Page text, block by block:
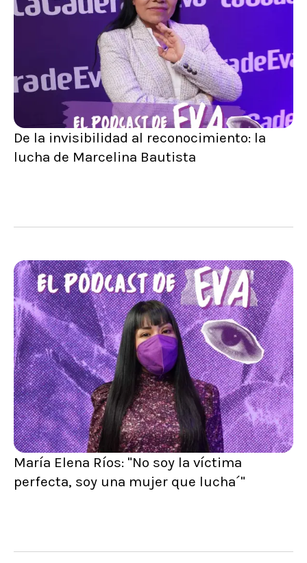
De la invisibilidad al reconocimiento: la
lucha de Marcelina Bautista
María Elena Ríos: "No soy la víctima
perfecta, soy una mujer que lucha´"